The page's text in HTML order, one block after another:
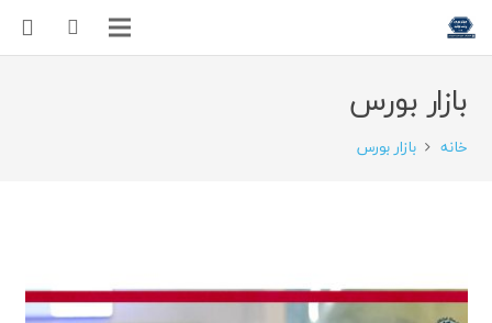
بازار بورس
خانه بازار بورس